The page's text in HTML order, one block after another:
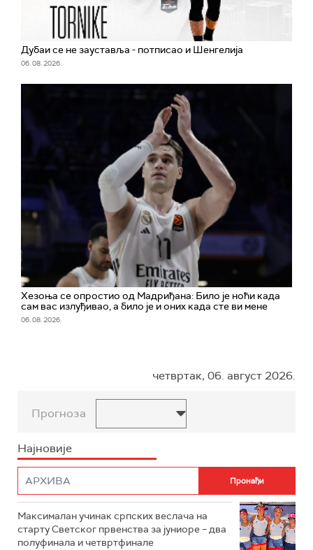
Дубаи се не зауставља - потписао и Шенгелија
06. 08. 2026.
Хезоња се опростио од Мадриђана: Било је ноћи када
сам вас излуђивао, а било је и оних када сте ви мене
06. 08. 2026.
четвртак, 06. август 2026.
Прогноза
Најновије
Максималан учинак српских веслача на
старту Светског првенства за јуниоре – два
полуфинала и четвртфинале